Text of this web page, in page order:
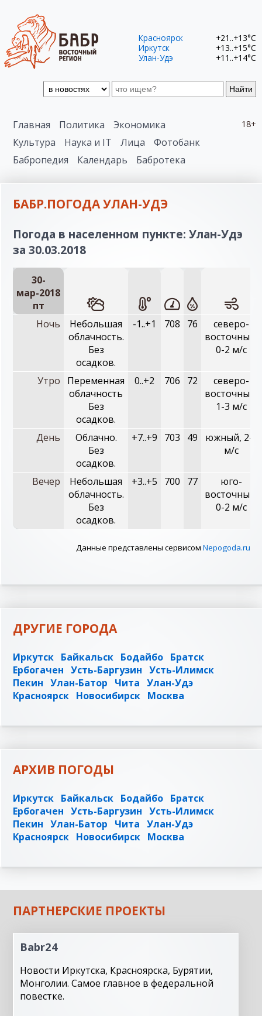
Найти
Красноярск
+21..+13°C
Иркутск
+13..+15°C
Улан-Удэ
+11..+14°C
18+
Главная Политика
Экономика
Культура
Наука и IT Лица
Фотобанк
Бабропедия
Календарь Бабротека
БАБР.ПОГОДА УЛАН-УДЭ
Погода в населенном пункте: Улан-Удэ
за 30.03.2018
30-
мар-2018
пт
Ночь
Небольшая
облачность.
Без
осадков.
-1..+1 708 76
северо-
восточный,
0-2 м/с
Утро
Переменная
облачность
Без
осадков.
0..+2 706 72
северо-
восточный,
1-3 м/с
День
Облачно.
Без
осадков.
+7..+9 703 49
южный, 2-4
м/с
Вечер
Небольшая
облачность.
Без
осадков.
+3..+5 700 77
юго-
восточный,
0-2 м/с
Данные представлены сервисом Nepogoda.ru
ДРУГИЕ ГОРОДА
Иркутск Байкальск Бодайбо Братск
Ербогачен Усть-Баргузин Усть-Илимск
Пекин Улан-Батор Чита Улан-Удэ
Красноярск Новосибирск Москва
АРХИВ ПОГОДЫ
Иркутск Байкальск Бодайбо Братск
Ербогачен Усть-Баргузин Усть-Илимск
Пекин Улан-Батор Чита Улан-Удэ
Красноярск Новосибирск Москва
ПАРТНЕРСКИЕ ПРОЕКТЫ
Babr24
Новости Иркутска, Красноярска, Бурятии,
Монголии. Самое главное в федеральной
повестке.